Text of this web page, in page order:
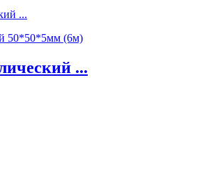
50*50*5мм (6м)
...